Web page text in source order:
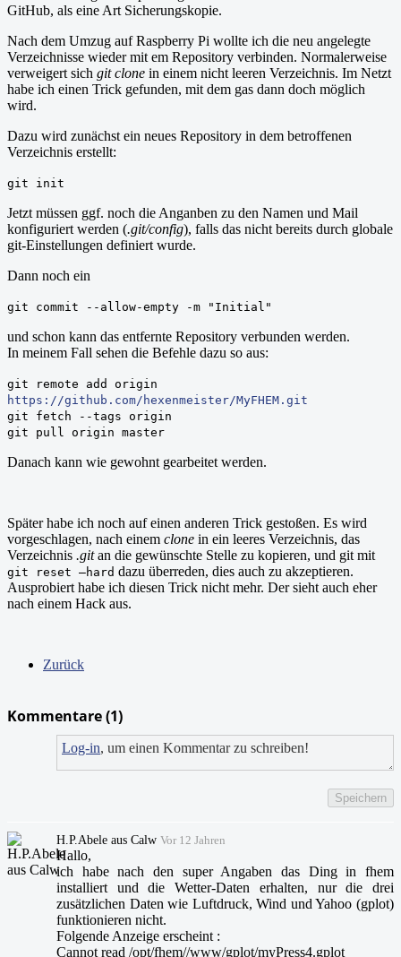
GitHub, als eine Art Sicherungskopie.
Nach dem Umzug auf Raspberry Pi wollte ich die neu angelegte
Verzeichnisse wieder mit em Repository verbinden. Normalerweise
verweigert sich git clone in einem nicht leeren Verzeichnis. Im Netzt
habe ich einen Trick gefunden, mit dem gas dann doch möglich
wird.
Dazu wird zunächst ein neues Repository in dem betroffenen
Verzeichnis erstellt:
git init
Jetzt müssen ggf. noch die Anganben zu den Namen und Mail
konfiguriert werden (.git/config), falls das nicht bereits durch globale
git-Einstellungen definiert wurde.
Dann noch ein
git commit --allow-empty -m "Initial"
und schon kann das entfernte Repository verbunden werden.
In meinem Fall sehen die Befehle dazu so aus:
git remote add origin
https://github.com/hexenmeister/MyFHEM.git
git fetch --tags origin
git pull origin master
Danach kann wie gewohnt gearbeitet werden.
Später habe ich noch auf einen anderen Trick gestoßen. Es wird
vorgeschlagen, nach einem clone in ein leeres Verzeichnis, das
Verzeichnis .gitan die gewünschte Stelle zu kopieren, und git mit
git reset –hard dazu überreden, dies auch zu akzeptieren.
Ausprobiert habe ich diesen Trick nicht mehr. Der sieht auch eher
nach einem Hack aus.
Zurück
Kommentare (1)
Log-in, um einen Kommentar zu schreiben!
Speichern
H.P.Abele aus Calw Vor 12 Jahren
Hallo,
ich habe nach den super Angaben das Ding in fhem
installiert und die Wetter-Daten erhalten, nur die drei
zusätzlichen Daten wie Luftdruck, Wind und Yahoo (gplot)
funktionieren nicht.
Folgende Anzeige erscheint :
Cannot read /opt/fhem//www/gplot/myPress4.gplot